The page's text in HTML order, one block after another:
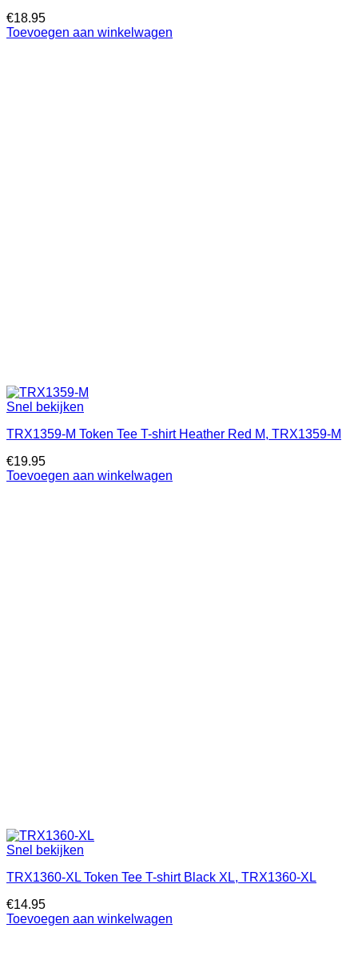
€18.95
Toevoegen aan winkelwagen
Snel bekijken
TRX1359-M Token Tee T-shirt Heather Red M, TRX1359-M
€19.95
Toevoegen aan winkelwagen
Snel bekijken
TRX1360-XL Token Tee T-shirt Black XL, TRX1360-XL
€14.95
Toevoegen aan winkelwagen